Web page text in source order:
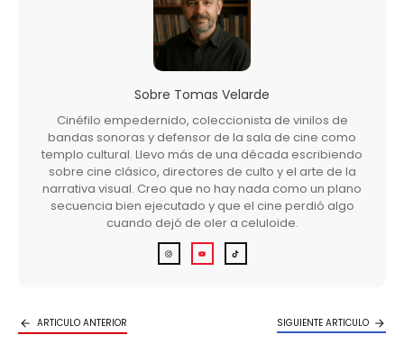
Sobre Tomas Velarde
Cinéfilo empedernido, coleccionista de vinilos de
bandas sonoras y defensor de la sala de cine como
templo cultural. Llevo más de una década escribiendo
sobre cine clásico, directores de culto y el arte de la
narrativa visual. Creo que no hay nada como un plano
secuencia bien ejecutado y que el cine perdió algo
cuando dejó de oler a celuloide.
ARTICULO ANTERIOR SIGUIENTE ARTICULO